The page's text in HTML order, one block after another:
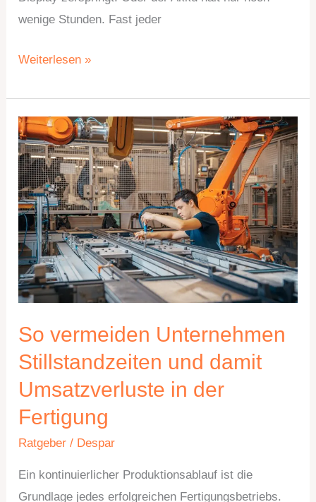
wenige Stunden. Fast jeder
Weiterlesen »
So vermeiden Unternehmen
Stillstandzeiten und damit
Umsatzverluste in der
Fertigung
Ratgeber / Despar
Ein kontinuierlicher Produktionsablauf ist die
Grundlage jedes erfolgreichen Fertigungsbetriebs.
So
vermeiden
Unternehmen
Stillstandzeiten
und
damit
Umsatzverluste
in
der
Fertigung